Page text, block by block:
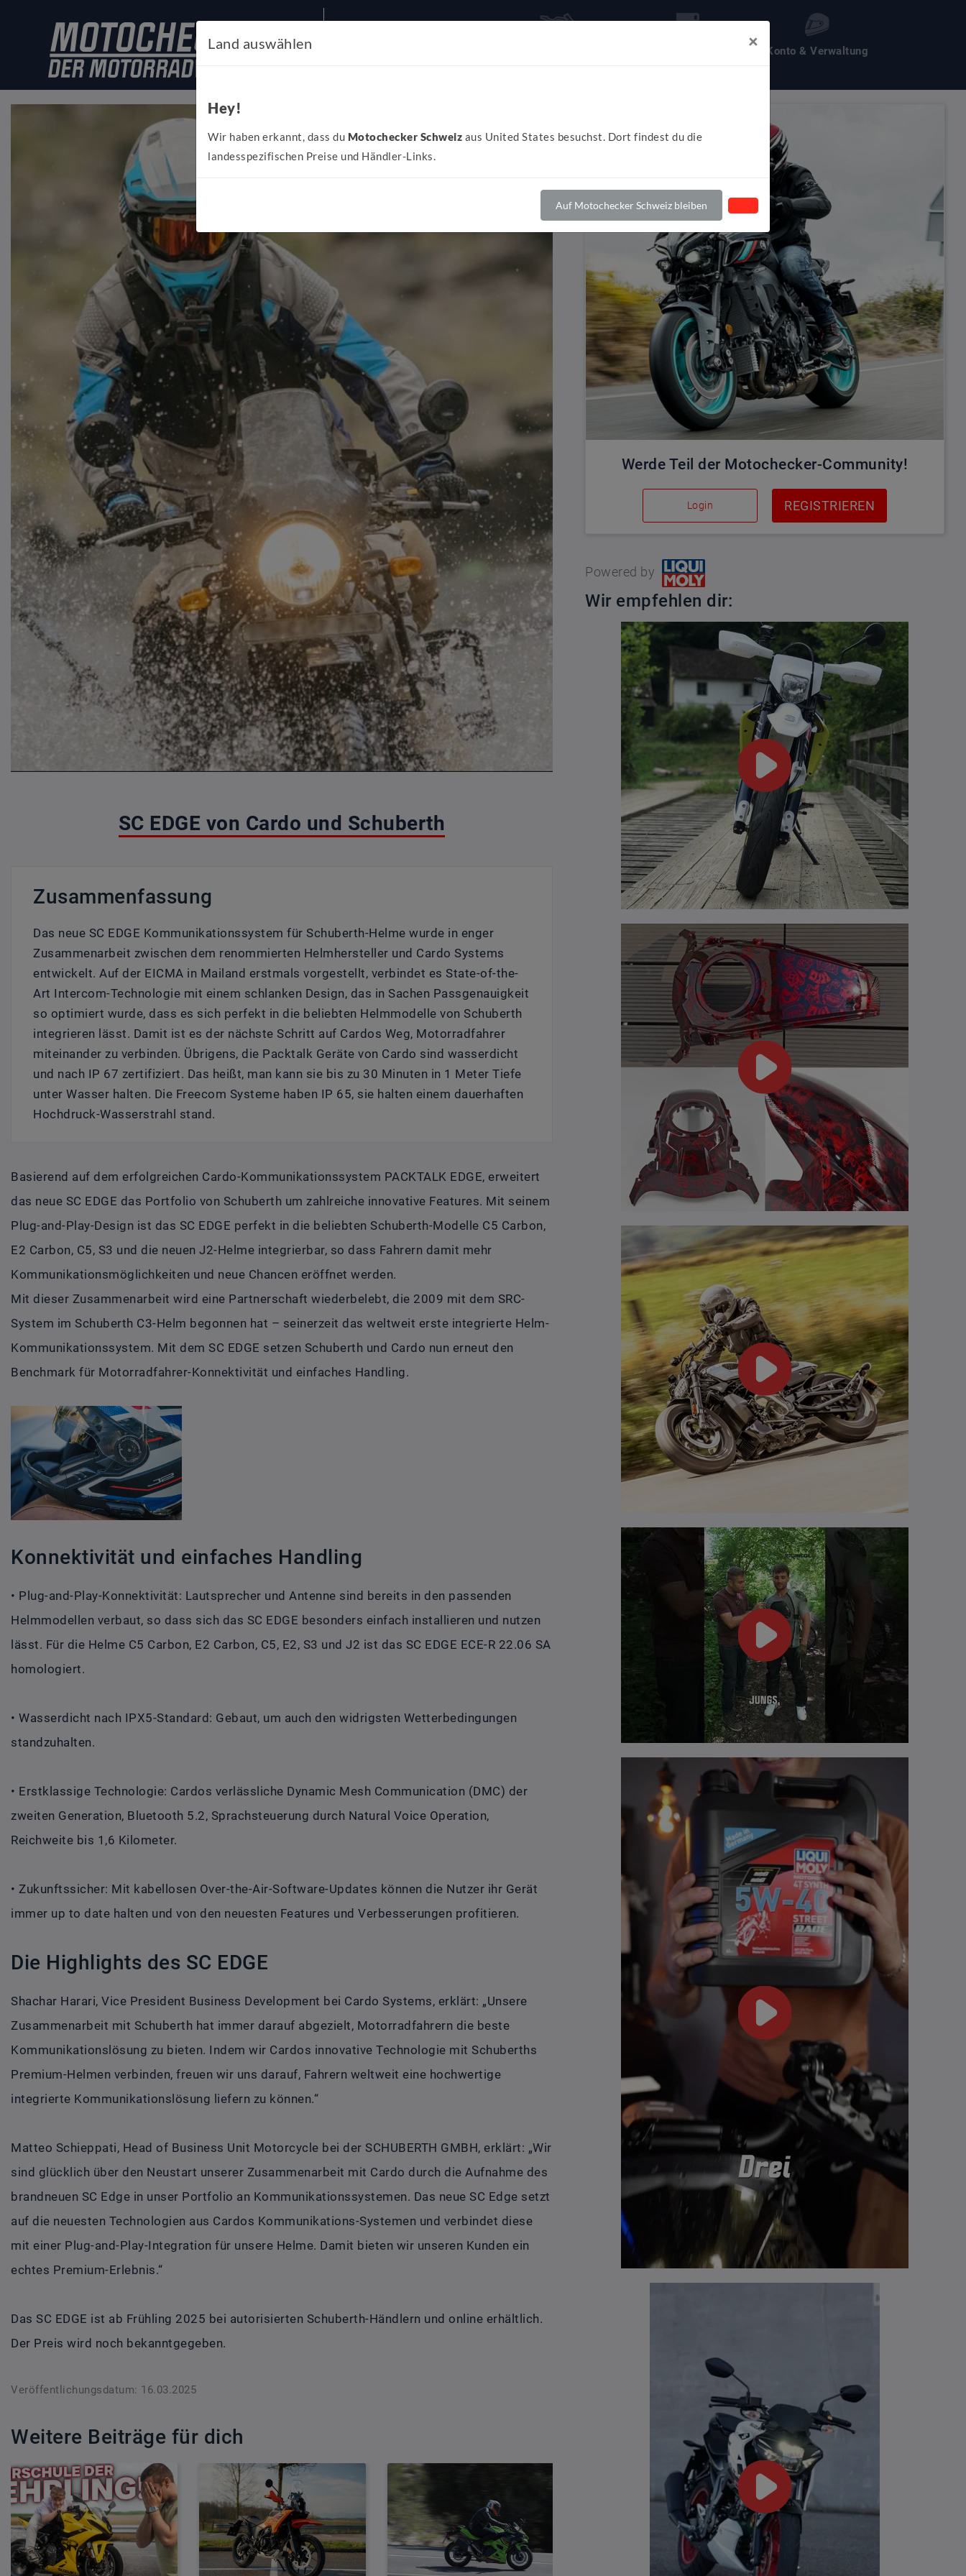
Konto & Verwaltung
SC EDGE von Cardo und Schuberth
Zusammenfassung
Das neue SC EDGE Kommunikationssystem für Schuberth-Helme wurde in enger
Zusammenarbeit zwischen dem renommierten Helmhersteller und Cardo Systems
entwickelt. Auf der EICMA in Mailand erstmals vorgestellt, verbindet es State-of-the-
Art Intercom-Technologie mit einem schlanken Design, das in Sachen Passgenauigkeit
so optimiert wurde, dass es sich perfekt in die beliebten Helmmodelle von Schuberth
integrieren lässt. Damit ist es der nächste Schritt auf Cardos Weg, Motorradfahrer
miteinander zu verbinden. Übrigens, die Packtalk Geräte von Cardo sind wasserdicht
und nach IP 67 zertifiziert. Das heißt, man kann sie bis zu 30 Minuten in 1 Meter Tiefe
unter Wasser halten. Die Freecom Systeme haben IP 65, sie halten einem dauerhaften
Hochdruck-Wasserstrahl stand.
Basierend auf dem erfolgreichen Cardo-Kommunikationssystem PACKTALK EDGE, erweitert
das neue SC EDGE das Portfolio von Schuberth um zahlreiche innovative Features. Mit seinem
Plug-and-Play-Design ist das SC EDGE perfekt in die beliebten Schuberth-Modelle C5 Carbon,
E2 Carbon, C5, S3 und die neuen J2-Helme integrierbar, so dass Fahrern damit mehr
Kommunikationsmöglichkeiten und neue Chancen eröffnet werden.
Mit dieser Zusammenarbeit wird eine Partnerschaft wiederbelebt, die 2009 mit dem SRC-
System im Schuberth C3-Helm begonnen hat – seinerzeit das weltweit erste integrierte Helm-
Kommunikationssystem. Mit dem SC EDGE setzen Schuberth und Cardo nun erneut den
Benchmark für Motorradfahrer-Konnektivität und einfaches Handling.
Konnektivität und einfaches Handling
• Plug-and-Play-Konnektivität: Lautsprecher und Antenne sind bereits in den passenden
Helmmodellen verbaut, so dass sich das SC EDGE besonders einfach installieren und nutzen
lässt. Für die Helme C5 Carbon, E2 Carbon, C5, E2, S3 und J2 ist das SC EDGE ECE-R 22.06 SA
homologiert.
• Wasserdicht nach IPX5-Standard: Gebaut, um auch den widrigsten Wetterbedingungen
standzuhalten.
• Erstklassige Technologie: Cardos verlässliche Dynamic Mesh Communication (DMC) der
zweiten Generation, Bluetooth 5.2, Sprachsteuerung durch Natural Voice Operation,
Reichweite bis 1,6 Kilometer.
• Zukunftssicher: Mit kabellosen Over-the-Air-Software-Updates können die Nutzer ihr Gerät
immer up to date halten und von den neuesten Features und Verbesserungen profitieren.
Die Highlights des SC EDGE
Shachar Harari, Vice President Business Development bei Cardo Systems, erklärt: „Unsere
Zusammenarbeit mit Schuberth hat immer darauf abgezielt, Motorradfahrern die beste
Kommunikationslösung zu bieten. Indem wir Cardos innovative Technologie mit Schuberths
Premium-Helmen verbinden, freuen wir uns darauf, Fahrern weltweit eine hochwertige
integrierte Kommunikationslösung liefern zu können.“
Matteo Schieppati, Head of Business Unit Motorcycle bei der SCHUBERTH GMBH, erklärt: „Wir
sind glücklich über den Neustart unserer Zusammenarbeit mit Cardo durch die Aufnahme des
brandneuen SC Edge in unser Portfolio an Kommunikationssystemen. Das neue SC Edge setzt
auf die neuesten Technologien aus Cardos Kommunikations-Systemen und verbindet diese
mit einer Plug-and-Play-Integration für unsere Helme. Damit bieten wir unseren Kunden ein
echtes Premium-Erlebnis.“
Das SC EDGE ist ab Frühling 2025 bei autorisierten Schuberth-Händlern und online erhältlich.
Der Preis wird noch bekanntgegeben.
Veröffentlichungsdatum: 16.03.2025
Weitere Beiträge für dich
Werde Teil der Motochecker-Community!
Login REGISTRIEREN
Powered by
Wir empfehlen dir:
Land auswählen ×
Hey!
Wir haben erkannt, dass du Motochecker Schweiz aus United States besuchst. Dort findest du die
landesspezifischen Preise und Händler-Links.
Auf Motochecker Schweiz bleiben